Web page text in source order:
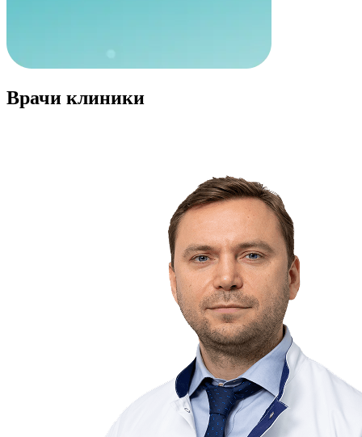
Врачи клиники